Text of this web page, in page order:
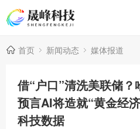
首页 新闻动态 媒体报道
借“户口”清洗美联储
预言AI将造就“黄金经
科技数据